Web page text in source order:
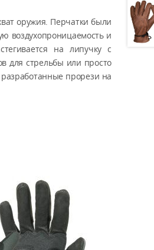
оружия. Перчатки были
воздухопроницаемость и
на липучку с
для стрельбы или просто
прорези на